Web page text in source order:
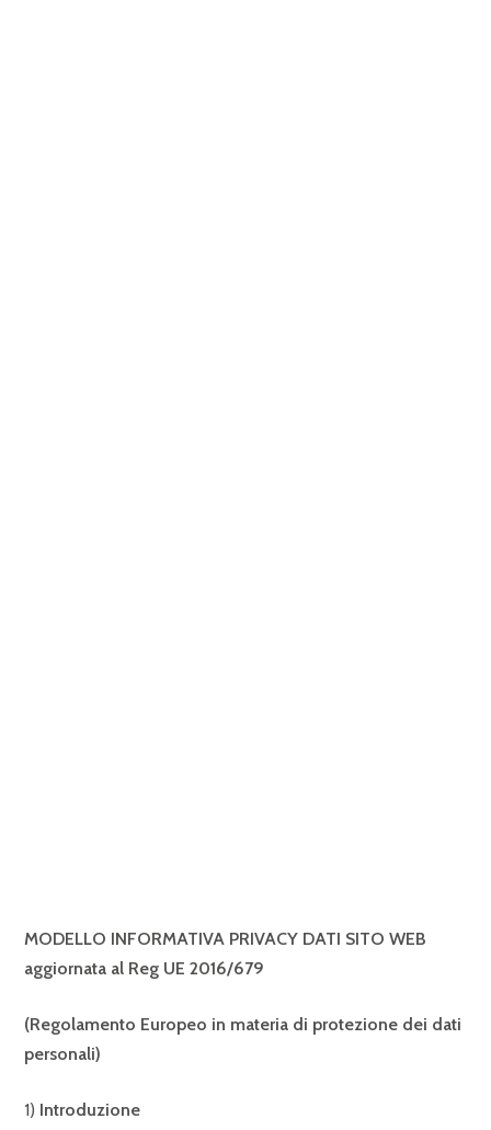
MODELLO INFORMATIVA PRIVACY DATI SITO WEB
aggiornata al Reg UE 2016/679
(Regolamento Europeo in materia di protezione dei dati
personali)
1) Introduzione